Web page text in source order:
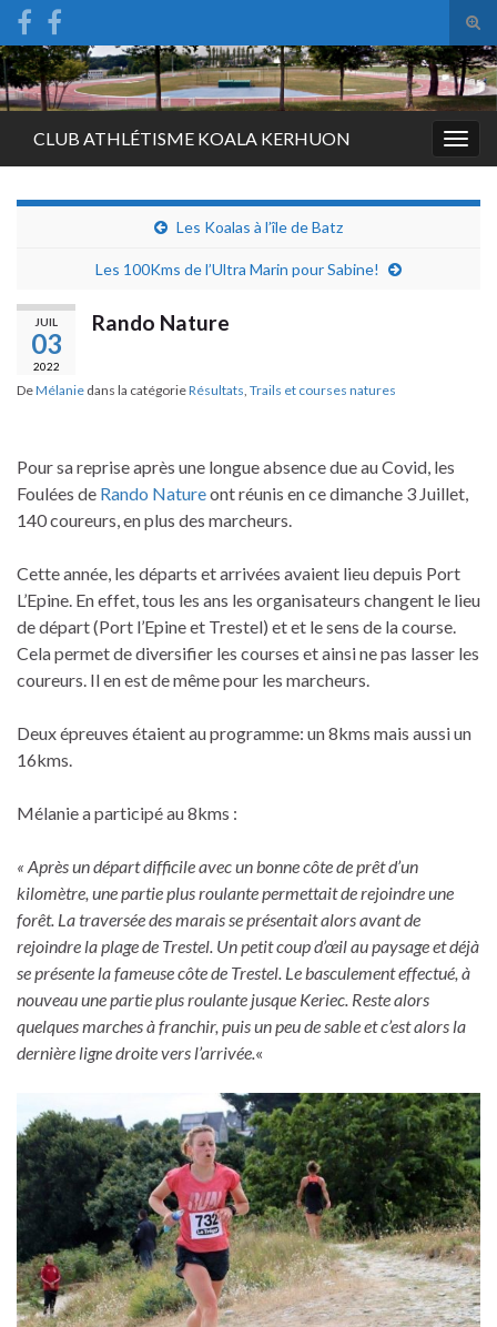
Search for:
CLUB ATHLÉTISME KOALA KERHUON
Les Koalas à l’île de Batz
Les 100Kms de l’Ultra Marin pour Sabine!
JUIL
03
2022
Rando Nature
DeMélanie dans la catégorieRésultats Trails et courses natures
Pour sa reprise après une longue absence due au Covid, les
Foulées de Rando Natureont réunis en ce dimanche 3 Juillet,
140 coureurs, en plus des marcheurs.
Cette année, les départs et arrivées avaient lieu depuis Port
L’Epine. En effet, tous les ans les organisateurs changent le lieu
de départ (Port l’Epine et Trestel) et et le sens de la course.
Cela permet de diversifier les courses et ainsi ne pas lasser les
coureurs. Il en est de même pour les marcheurs.
Deux épreuves étaient au programme: un 8kms mais aussi un
16kms.
Mélanie a participé au 8kms :
« Après un départ difficile avec un bonne côte de prêt d’un
kilomètre, une partie plus roulante permettait de rejoindre une
forêt. La traversée des marais se présentait alors avant de
rejoindre la plage de Trestel. Un petit coup d’œil au paysage et déjà
se présente la fameuse côte de Trestel. Le basculement effectué, à
nouveau une partie plus roulante jusque Keriec. Reste alors
quelques marches à franchir, puis un peu de sable et c’est alors la
dernière ligne droite vers l’arrivée.«